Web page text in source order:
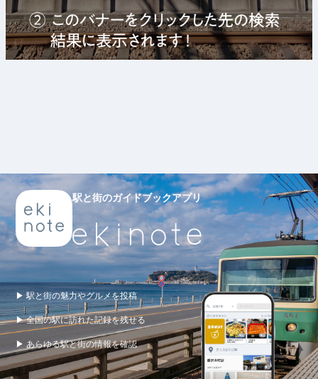
駅と街のガイドブックアプリ
▶ 駅と街の魅力やグルメを投稿
▶ 全国の駅に訪れた記録を残せる
▶ あらゆる駅と街の情報を確認